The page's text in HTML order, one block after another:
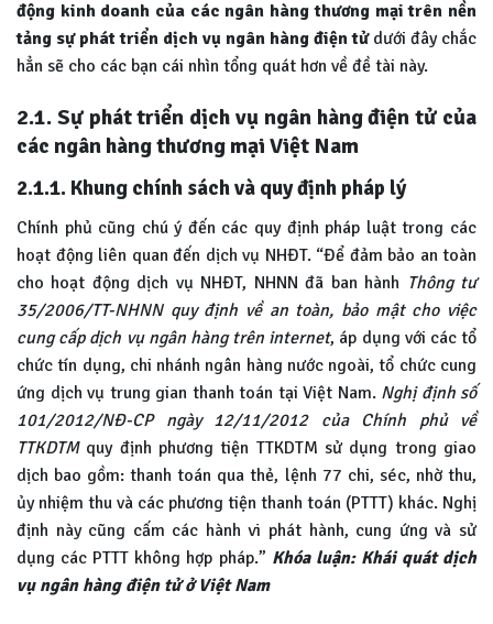
động kinh doanh của các ngân hàng thương mại trên nền
tảng sự phát triển dịch vụ ngân hàng điện tử dưới đây chắc
hẳn sẽ cho các bạn cái nhìn tổng quát hơn về đề tài này.
2.1. Sự phát triển dịch vụ ngân hàng điện tử của
các ngân hàng thương mại Việt Nam
2.1.1. Khung chính sách và quy định pháp lý
Chính phủ cũng chú ý đến các quy định pháp luật trong các
hoạt động liên quan đến dịch vụ NHĐT. “Để đảm bảo an toàn
cho hoạt động dịch vụ NHĐT, NHNN đã ban hành Thông tư
35/2006/TT-NHNN quy định về an toàn, bảo mật cho việc
cung cấp dịch vụ ngân hàng trên internet, áp dụng với các tổ
chức tín dụng, chi nhánh ngân hàng nước ngoài, tổ chức cung
ứng dịch vụ trung gian thanh toán tại Việt Nam. Nghị định số
101/2012/NĐ-CP ngày 12/11/2012 của Chính phủ về
TTKDTMquy định phương tiện TTKDTM sử dụng trong giao
dịch bao gồm: thanh toán qua thẻ, lệnh 77 chi, séc, nhờ thu,
ủy nhiệm thu và các phương tiện thanh toán (PTTT) khác. Nghị
định này cũng cấm các hành vi phát hành, cung ứng và sử
dụng các PTTT không hợp pháp.” Khóa luận: Khái quát dịch
vụ ngân hàng điện tử ở Việt Nam